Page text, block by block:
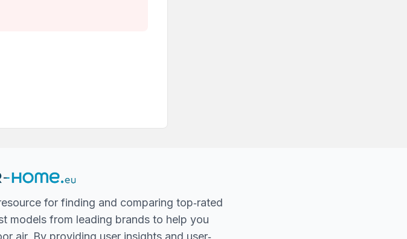
for finding and comparing top‐rated
models from leading brands to help you
air. By providing user insights and user‐